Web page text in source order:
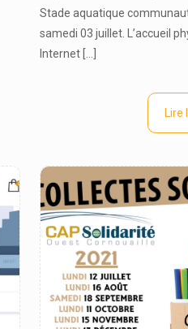
Stade aquatique
samedi 03 juillet. L’accueil
Internet
Lire